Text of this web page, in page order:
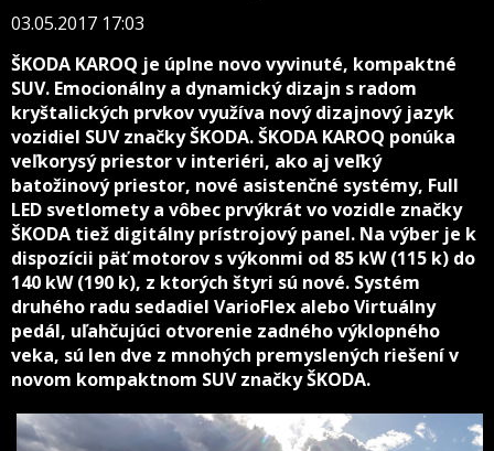
03.05.2017 17:03
ŠKODA KAROQ je úplne novo vyvinuté, kompaktné
SUV. Emocionálny a dynamický dizajn s radom
kryštalických prvkov využíva nový dizajnový jazyk
vozidiel SUV značky ŠKODA. ŠKODA KAROQ ponúka
veľkorysý priestor v interiéri, ako aj veľký
batožinový priestor, nové asistenčné systémy, Full
LED svetlomety a vôbec prvýkrát vo vozidle značky
ŠKODA tiež digitálny prístrojový panel. Na výber je k
dispozícii päť motorov s výkonmi od 85 kW (115 k) do
140 kW (190 k), z ktorých štyri sú nové. Systém
druhého radu sedadiel VarioFlex alebo Virtuálny
pedál, uľahčujúci otvorenie zadného výklopného
veka, sú len dve z mnohých premyslených riešení v
novom kompaktnom SUV značky ŠKODA.